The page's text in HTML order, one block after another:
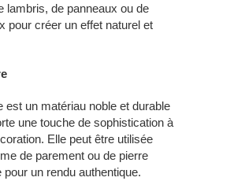
lambris, de panneaux ou de
pour créer un effet naturel et
est un matériau noble et durable
une touche de sophistication à
Elle peut être utilisée
de parement ou de pierre
pour un rendu authentique.